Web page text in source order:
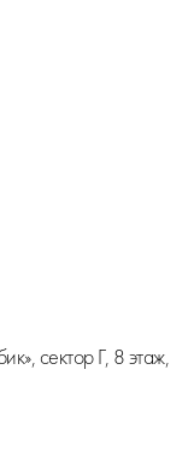
сектор Г, 8 этаж,